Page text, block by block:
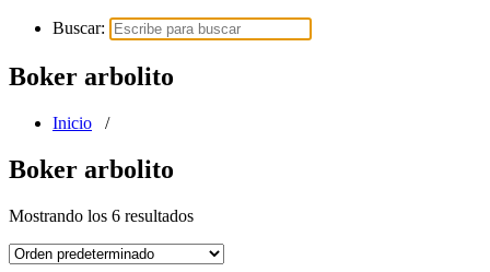
Buscar:
Boker arbolito
Inicio /
Boker arbolito
Mostrando los 6 resultados